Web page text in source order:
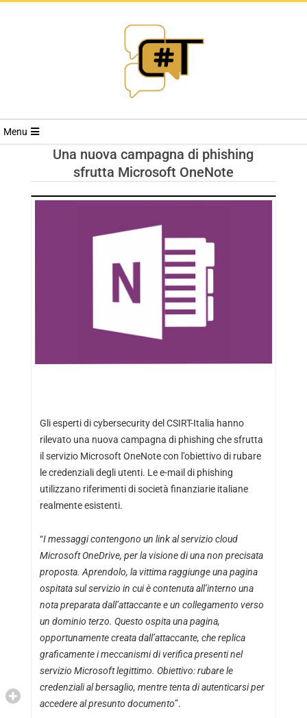
RIVISTA
TRENDS
Menu
Una nuova campagna di phishing
sfrutta Microsoft OneNote
Gli esperti di cybersecurity del CSIRT-Italia hanno
rilevato una nuova campagna di phishing che sfrutta
il servizio Microsoft OneNote con l’obiettivo di rubare
le credenziali degli utenti. Le e-mail di phishing
utilizzano riferimenti di società finanziarie italiane
realmente esistenti.
“I messaggi contengono un link al servizio cloud
Microsoft OneDrive, per la visione di una non precisata
proposta. Aprendolo, la vittima raggiunge una pagina
ospitata sul servizio in cui è contenuta all’interno una
nota preparata dall’attaccante e un collegamento verso
un dominio terzo. Questo ospita una pagina,
opportunamente creata dall’attaccante, che replica
graficamente i meccanismi di verifica presenti nel
servizio Microsoft legittimo. Obiettivo: rubare le
credenziali al bersaglio, mentre tenta di autenticarsi per
accedere al presunto documento”.